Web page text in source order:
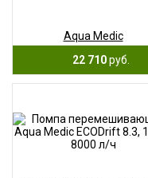
Aqua Medic
22 710руб.